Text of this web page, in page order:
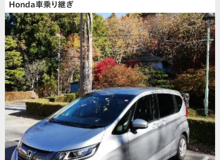
Honda車乗り継ぎ